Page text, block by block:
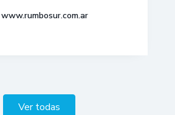
www.rumbosur.com.ar
Ver todas